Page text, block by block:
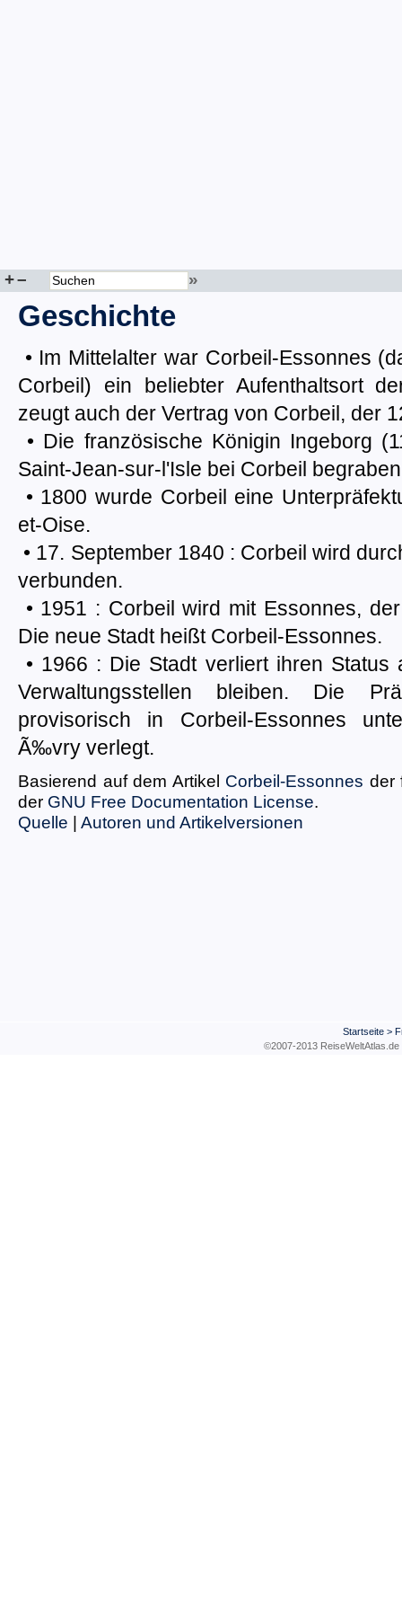
+– »
Geschichte
• Im Mittelalter war Corbeil-Essonnes
Corbeil) ein beliebter Aufenthaltsort
zeugt auch der Vertrag von Corbeil, der
• Die französische Königin Ingeborg
Saint-Jean-sur-l'Isle bei Corbeil begraben
• 1800 wurde Corbeil eine
et-Oise.
• 17. September 1840 : Corbeil wird
verbunden.
• 1951 : Corbeil wird mit Essonnes,
Die neue Stadt heißt Corbeil-Essonnes.
• 1966 : Die Stadt verliert ihren Status
Verwaltungsstellen bleiben. Die
provisorisch in Corbeil-Essonnes
Ã‰vry verlegt.
Basierend auf dem Artikel Corbeil-Essonnes der
der GNU Free Documentation License.
Quelle | Autoren und Artikelversionen
Startseite>
©2007-2013